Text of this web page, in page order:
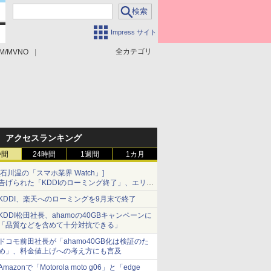
Impress サイト
全カテゴリ
MVNO
アクセスランキング
24時間 1週間 1カ月
川温の「スマホ業界 Watch」]
げられた「KDDIのローミング終了」、エリア
ップの落とし穴と楽天モバイルの課題
、楽天へのローミングを9月末で終了
松田社長、ahamoの40GBキャンペーンに
品質などを含めて十分対抗できる」
コモ前田社長が「ahamo40GB化は検証のた
」、料金値上げへの考え方にも言及
で「Motorola moto g06」と「edge